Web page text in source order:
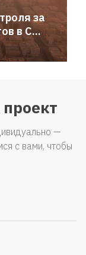
за
в С...
—
с вами, чтобы